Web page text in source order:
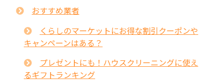
おすすめ業者
くらしのマーケットにお得な割引クーポンや
キャンペーンはある？
プレゼントにも！ハウスクリーニングに使え
るギフトランキング